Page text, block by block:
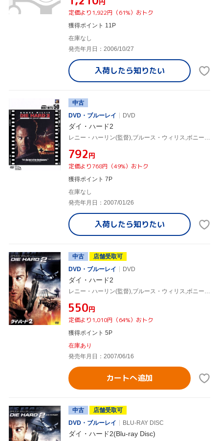
定価より1,922円（61%）おトク
獲得ポイント 11P
在庫なし
発売年月日：2006/10/27
入荷したら知りたい
中古
DVD・ブルーレイ
DVD
ダイ・ハード2
レニー・ハーリン(監督),ブルース・ウィリス,ボニー・ベデリア
¥792円
定価より768円（49%）おトク
獲得ポイント 7P
在庫なし
発売年月日：2007/01/26
入荷したら知りたい
中古
店舗受取可
DVD・ブルーレイ
DVD
ダイ・ハード2
レニー・ハーリン(監督),ブルース・ウィリス,ボニー・ベデリア
¥550円
定価より1,010円（64%）おトク
獲得ポイント 5P
在庫あり
発売年月日：2007/06/16
カートへ追加
中古
店舗受取可
DVD・ブルーレイ
BLU-RAY DISC
ダイ・ハード2(Blu-ray Disc)